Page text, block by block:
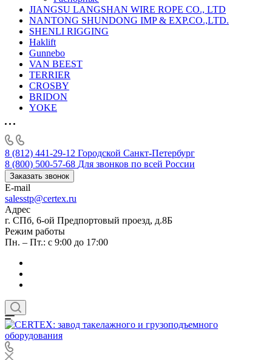
JIANGSU LANGSHAN WIRE ROPE CO., LTD
NANTONG SHUNDONG IMP & EXP.CO.,LTD.
SHENLI RIGGING
Haklift
Gunnebo
VAN BEEST
TERRIER
CROSBY
BRIDON
YOKE
8 (812) 441-29-12 Городской Санкт-Петербург
8 (800) 500-57-68 Для звонков по всей России
Заказать звонок
E-mail
salesstp@certex.ru
Адрес
г. СПб, 6-ой Предпортовый проезд, д.8Б
Режим работы
Пн. – Пт.: с 9:00 до 17:00